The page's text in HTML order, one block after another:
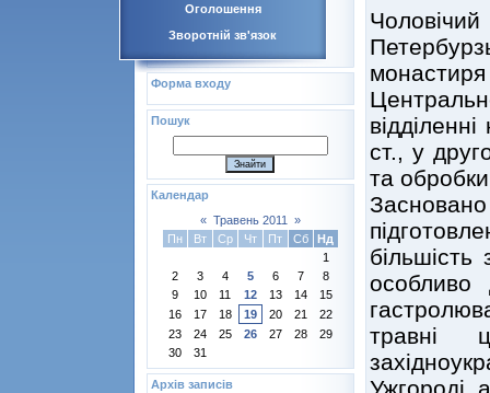
Оголошення
Зворотній зв'язок
Форма входу
Пошук
Календар
« Травень 2011
»
Пн
Вт Ср Чт Пт Сб
Нд
1
2
3 4 5 6 7
8
9
10 11 12 13 14
15
16
17 18 19 20 21
22
23
24 25 26 27 28
29
30
31
Архів записів
ст., у
та
більшість
особливо
травні
Ужгороді,